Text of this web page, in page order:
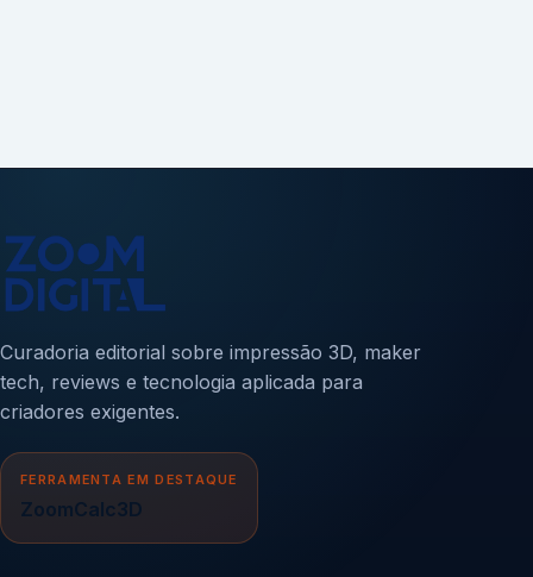
Curadoria editorial sobre impressão 3D, maker
tech, reviews e tecnologia aplicada para
criadores exigentes.
FERRAMENTA EM DESTAQUE
ZoomCalc3D